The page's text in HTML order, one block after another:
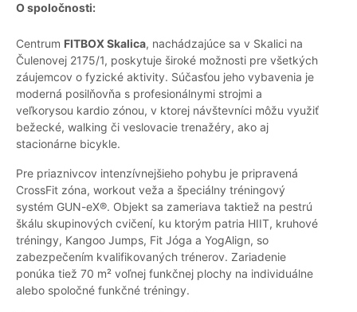
O spoločnosti:
Centrum FITBOX Skalica, nachádzajúce sa v Skalici na
Čulenovej 2175/1, poskytuje široké možnosti pre všetkých
záujemcov o fyzické aktivity. Súčasťou jeho vybavenia je
moderná posilňovňa s profesionálnymi strojmi a
veľkorysou kardio zónou, v ktorej návštevníci môžu využiť
bežecké, walking či veslovacie trenažéry, ako aj
stacionárne bicykle.
Pre priaznivcov intenzívnejšieho pohybu je pripravená
CrossFit zóna, workout veža a špeciálny tréningový
systém GUN-eX®. Objekt sa zameriava taktiež na pestrú
škálu skupinových cvičení, ku ktorým patria HIIT, kruhové
tréningy, Kangoo Jumps, Fit Jóga a YogAlign, so
zabezpečením kvalifikovaných trénerov. Zariadenie
ponúka tiež 70 m² voľnej funkčnej plochy na individuálne
alebo spoločné funkčné tréningy.